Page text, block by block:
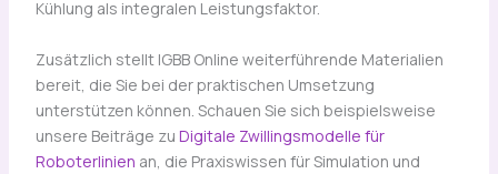
Kühlung als integralen Leistungsfaktor.
Zusätzlich stellt IGBB Online weiterführende Materialien
bereit, die Sie bei der praktischen Umsetzung
unterstützen können. Schauen Sie sich beispielsweise
unsere Beiträge zu Digitale Zwillingsmodelle für
Roboterlinien an, die Praxiswissen für Simulation und